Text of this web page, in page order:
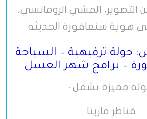
التصوير، المشي الرومانسي،
هوية سنغافورة الحديثة.
جولة ترفيهية – السياحة
– برامج شهر العسل
مميزة تشمل :
قناطر مارينا